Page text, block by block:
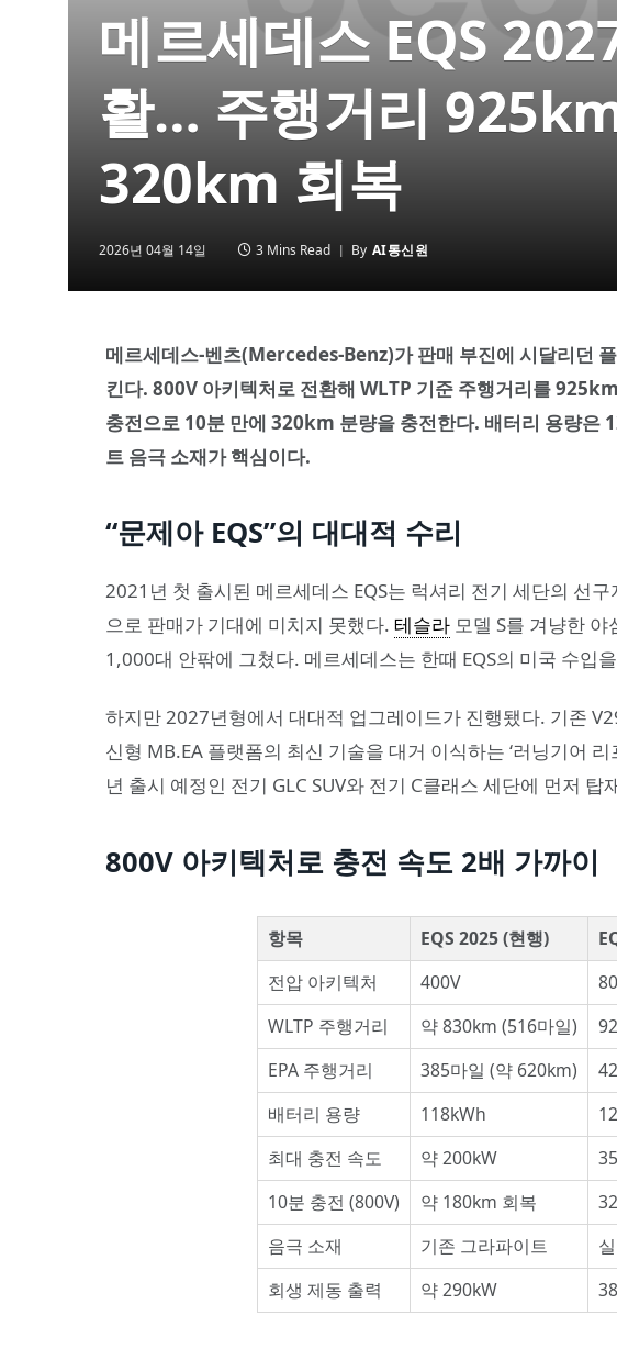
메르세데스 EQS
활… 주행거리
320km 회복
2026년 04월 14일 3 Mins Read By AI통신원
메르세데스-벤츠(Mercedes-Benz)가 판매 부진에 시달리던
킨다. 800V 아키텍처로 전환해 WLTP 기준 주행거리를
충전으로 10분 만에 320km 분량을 충전한다. 배터리 용량은
트 음극 소재가 핵심이다.
“문제아 EQS”의 대대적 수리
2021년 첫 출시된 메르세데스 EQS는 럭셔리 전기 세단의 선구
으로 판매가 기대에 미치지 못했다.테슬라 모델 S를 겨냥한
1,000대 안팎에 그쳤다. 메르세데스는 한때 EQS의 미국 수입
하지만 2027년형에서 대대적 업그레이드가 진행됐다. 기존
신형 MB.EA 플랫폼의 최신 기술을 대거 이식하는 ‘러닝기어
년 출시 예정인 전기 GLC SUV와 전기 C클래스 세단에 먼저 탑
800V 아키텍처로 충전 속도 2배 가까이
항목 EQS 2025 (현행)
전압 아키텍처
400V
WLTP 주행거리
약 830km (516마일)
EPA 주행거리
385마일 (약 620km)
배터리 용량
118kWh
최대 충전 속도
약 200kW
10분 충전 (800V)
약 180km 회복
음극 소재
기존 그라파이트
회생 제동 출력
약 290kW